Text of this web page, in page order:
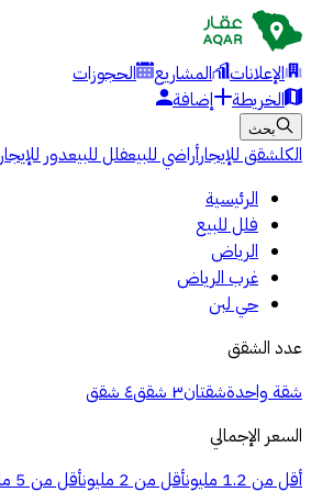
الإعلانات المشاريع
الحجوزات
الخريطة
إضافة
بحث
الكلشقق للإيجارأراضي للبيعفلل للبيعدور للإيجار
الرئيسية
فلل للبيع
الرياض
غرب الرياض
حي لبن
عدد الشقق
شقة واحدةشقتان٣ شقق
٤ شقق
السعر الإجمالي
أقل من 1.2 مليون
أقل من 2 مليون أقل من 5 مليون